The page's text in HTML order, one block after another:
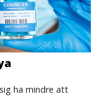
ha mindre att